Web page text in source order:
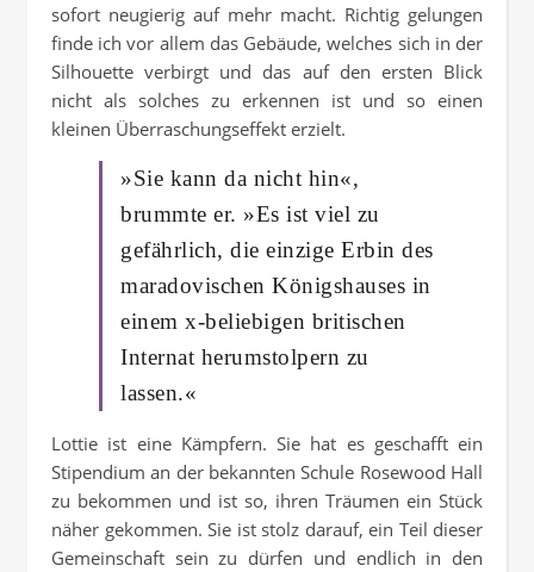
sofort neugierig auf mehr macht. Richtig gelungen
finde ich vor allem das Gebäude, welches sich in der
Silhouette verbirgt und das auf den ersten Blick
nicht als solches zu erkennen ist und so einen
kleinen Überraschungseffekt erzielt.
»Sie kann da nicht hin«,
brummte er. »Es ist viel zu
gefährlich, die einzige Erbin des
maradovischen Königshauses in
einem x-beliebigen britischen
Internat herumstolpern zu
lassen.«
Lottie ist eine Kämpfern. Sie hat es geschafft ein
Stipendium an der bekannten Schule Rosewood Hall
zu bekommen und ist so, ihren Träumen ein Stück
näher gekommen. Sie ist stolz darauf, ein Teil dieser
Gemeinschaft sein zu dürfen und endlich in den